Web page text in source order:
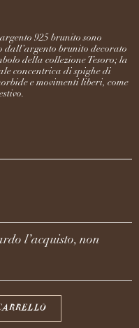
925 brunito sono
dall’argento brunito decorato
della collezione Tesoro; la
concentrica di spighe di
e movimenti liberi, come
l’acquisto, non